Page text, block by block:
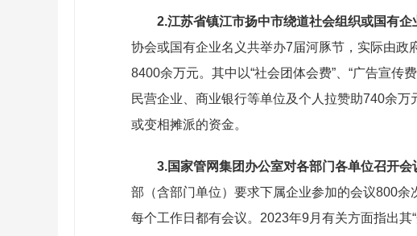
2.江苏省镇江市扬中市绕道社会组织或国有企
协会或国有企业名义共举办7届河豚节，实际由政
8400余万元。其中以“社会团体会费”、“广告宣
民营企业、商业银行等单位及个人拉赞助740余
或变相摊派的资金。
3.国家管网集团办公室对各部门各单位召开
部（含部门单位）要求下属企业参加的会议800
每个工作日都有会议。2023年9月有关方面指出